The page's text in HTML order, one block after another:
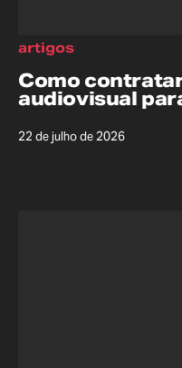
Como
audiovisual
22 de julho de 2026
artigos